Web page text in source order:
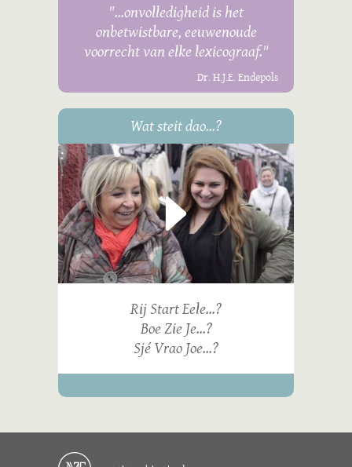
"...onvolledigheid is het
onbetwistbare, eeuwenoude
voorrecht van elke lexicograaf."
Dr. H.J.E. Endepols
Wat steit dao...?
Rij Start Eele...?
Boe Zie Je...?
Sjé Vrao Joe...?